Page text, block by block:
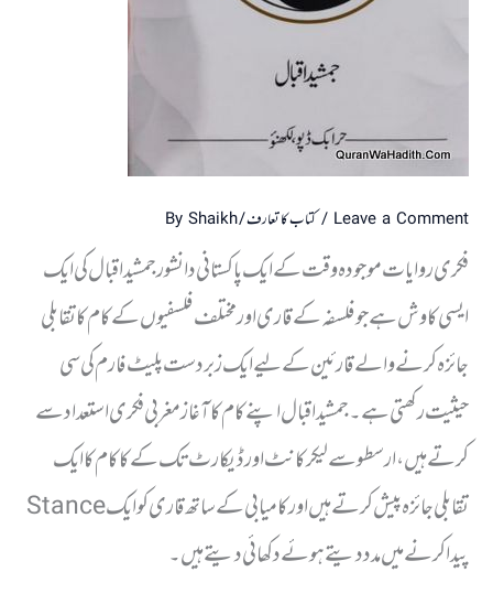
Leave a Comment
/کتاب کا تعارف/ By
Shaikh
فکری روایات موجودہ وقت کے ایک پاکستانی دانشور جمشید اقبال کی ایک
ایسی کاوش ہے جو فلسفہ کے قاری اور مختلف فلسفیوں کے کام کا تقابلی
جائزہ کرنے والے قارئین کے لیے ایک زبردست پلیٹ فارم کی سی
حیثیت رکھتی ہے۔ جمشید اقبال اپنے کام کا آغاز مغربی فکری استعداد سے
کرتے ہیں، ارسطو سے لیکر کانٹ اور ڈیکارٹ تک کے کا کام کا ایک
تقابلی جائزہ پیش کرتے ہیں اور کامیابی کے ساتھ قاری کو ایک Stance
پیدا کرنے میں مدد دیتے ہوئے دکھائی دیتے ہیں۔